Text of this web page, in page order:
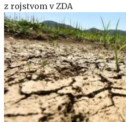
z rojstvom v ZDA